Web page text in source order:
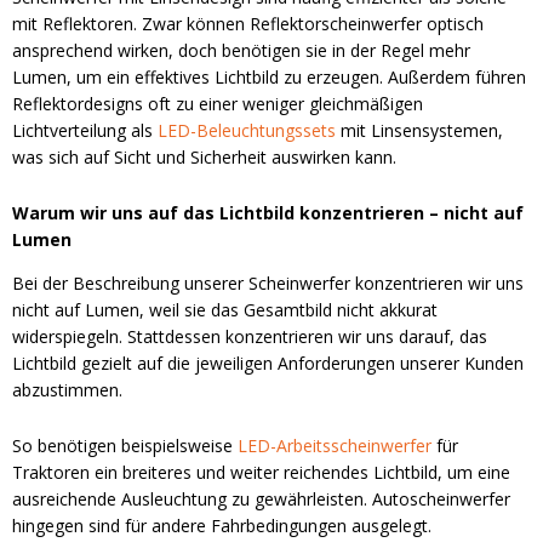
mit Reflektoren. Zwar können Reflektorscheinwerfer optisch
ansprechend wirken, doch benötigen sie in der Regel mehr
Lumen, um ein effektives Lichtbild zu erzeugen. Außerdem führen
Reflektordesigns oft zu einer weniger gleichmäßigen
Lichtverteilung als LED-Beleuchtungssets mit Linsensystemen,
was sich auf Sicht und Sicherheit auswirken kann.
Warum wir uns auf das Lichtbild konzentrieren – nicht auf
Lumen
Bei der Beschreibung unserer Scheinwerfer konzentrieren wir uns
nicht auf Lumen, weil sie das Gesamtbild nicht akkurat
widerspiegeln. Stattdessen konzentrieren wir uns darauf, das
Lichtbild gezielt auf die jeweiligen Anforderungen unserer Kunden
abzustimmen.
So benötigen beispielsweise LED-Arbeitsscheinwerfer für
Traktoren ein breiteres und weiter reichendes Lichtbild, um eine
ausreichende Ausleuchtung zu gewährleisten. Autoscheinwerfer
hingegen sind für andere Fahrbedingungen ausgelegt.